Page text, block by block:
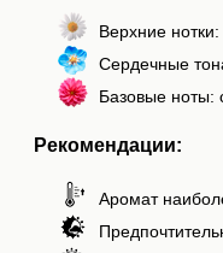
Верхние
Сердечные
Базовые ноты:
Рекомендации:
Аромат